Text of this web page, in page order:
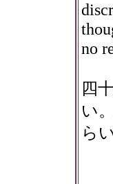
no
四
い
ら